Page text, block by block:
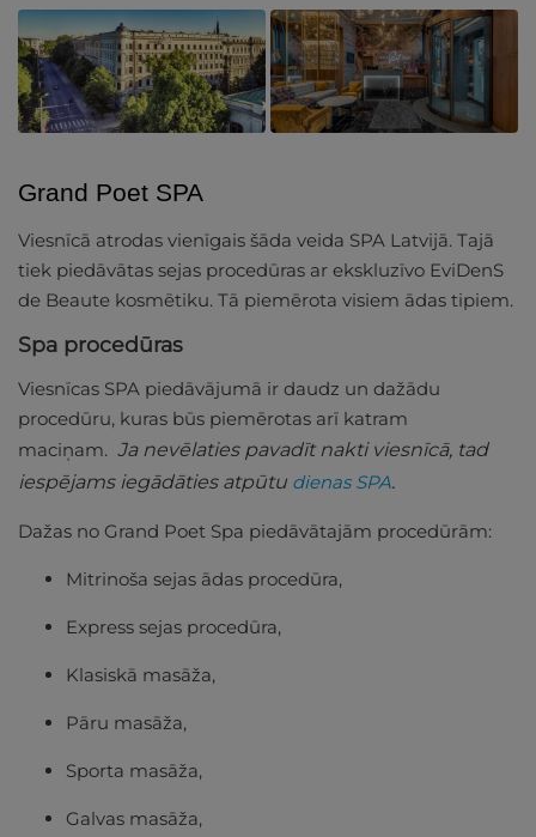
Grand Poet SPA
Viesnīcā atrodas vienīgais šāda veida SPA Latvijā. Tajā
tiek piedāvātas sejas procedūras ar ekskluzīvo EviDenS
de Beaute kosmētiku. Tā piemērota visiem ādas tipiem.
Spa procedūras
Viesnīcas SPA piedāvājumā ir daudz un dažādu
procedūru, kuras būs piemērotas arī katram
maciņam. Ja nevēlaties pavadīt nakti viesnīcā, tad
iespējams iegādāties atpūtu dienas SPA.
Dažas no Grand Poet Spa piedāvātajām procedūrām:
Mitrinoša sejas ādas procedūra,
Express sejas procedūra,
Klasiskā masāža,
Pāru masāža,
Sporta masāža,
Galvas masāža,